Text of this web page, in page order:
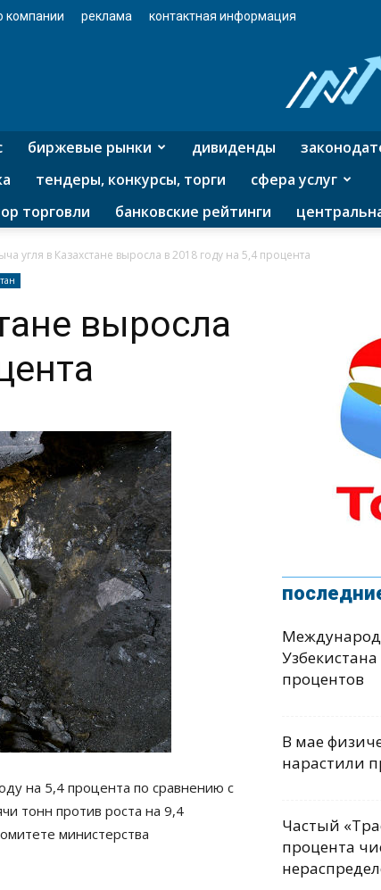
компании реклама контактная информация
агентство
финансовых
биржевые рынки дивиденды
тендеры, конкурсы, торги
сфера услуг
торговли банковские рейтинги
угля в Казахстане выросла в 2018 году на 5,4 процента
выросла
на 5,4 процента по сравнению с
тонн против роста на 9,4
министерства
процентов
В мае
нарастили
Частый
процента